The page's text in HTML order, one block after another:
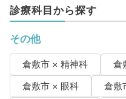
診療科目から探す
その他
倉敷市 × 精神科
倉
倉敷市 × 眼科
倉敷